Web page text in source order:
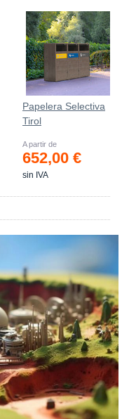
Papelera Selectiva
Tirol
A partir de
652,00 €
sin IVA